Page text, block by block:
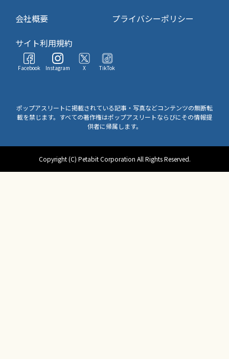
会社概要
プライバシーポリシー
サイト利用規約
Facebook Instagram X TikTok
ポップアスリートに掲載されている記事・写真などコンテンツの無断転
載を禁じます。すべての著作権はポップアスリートならびにその情報提
供者に帰属します。
Copyright (C) Petabit Corporation All Rights Reserved.